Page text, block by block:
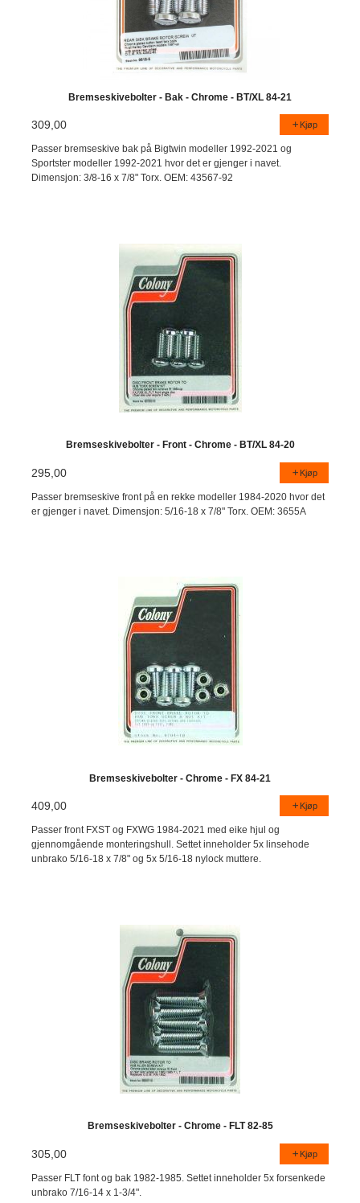
Bremseskivebolter - Bak - Chrome - BT/XL 84-21
309,00 Kjøp
Passer bremseskive bak på Bigtwin modeller 1992-2021 og
Sportster modeller 1992-2021 hvor det er gjenger i navet.
Dimensjon: 3/8-16 x 7/8" Torx. OEM: 43567-92
Bremseskivebolter - Front - Chrome - BT/XL 84-20
295,00 Kjøp
Passer bremseskive front på en rekke modeller 1984-2020 hvor det
er gjenger i navet. Dimensjon: 5/16-18 x 7/8" Torx. OEM: 3655A
Bremseskivebolter - Chrome - FX 84-21
409,00 Kjøp
Passer front FXST og FXWG 1984-2021 med eike hjul og
gjennomgående monteringshull. Settet inneholder 5x linsehode
unbrako 5/16-18 x 7/8" og 5x 5/16-18 nylock muttere.
Bremseskivebolter - Chrome - FLT 82-85
305,00 Kjøp
Passer FLT font og bak 1982-1985. Settet inneholder 5x forsenkede
unbrako 7/16-14 x 1-3/4".